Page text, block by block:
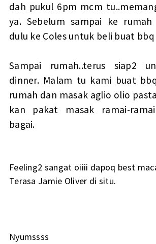
dah pukul 6pm mcm
ya. Sebelum sampai ke
dulu ke Coles untuk beli buat
Sampai rumah..terus siap2
dinner. Malam tu kami buat
rumah dan masak aglio olio
kan pakat masak ramai-
bagai.
Feeling2 sangat oiiii dapoq best
Terasa Jamie Oliver di situ.
Nyumssss